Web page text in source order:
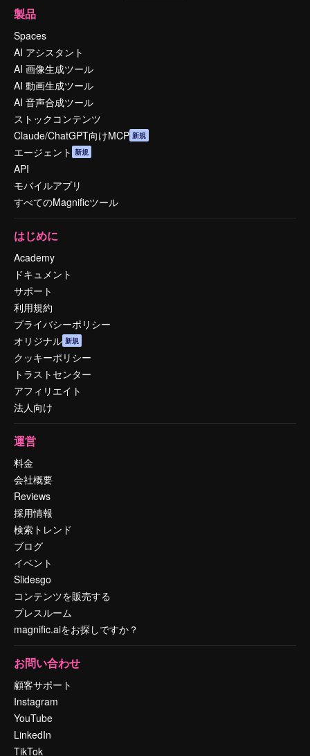
製品
Spaces
AI アシスタント
AI 画像生成ツール
AI 動画生成ツール
AI 音声合成ツール
ストックコンテンツ
Claude/ChatGPT向けMCP 新規
エージェント 新規
API
モバイルアプリ
すべてのMagnificツール
はじめに
Academy
ドキュメント
サポート
利用規約
プライバシーポリシー
オリジナル 新規
クッキーポリシー
トラストセンター
アフィリエイト
法人向け
運営
料金
会社概要
Reviews
採用情報
検索トレンド
ブログ
イベント
Slidesgo
コンテンツを販売する
プレスルーム
magnific.aiをお探しですか？
お問い合わせ
顧客サポート
Instagram
YouTube
LinkedIn
TikTok